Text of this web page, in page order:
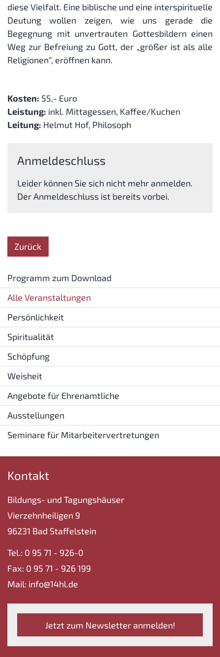
diese Vielfalt. Eine biblische und eine interspirituelle
Deutung wollen zeigen, wie uns gerade die
Begegnung mit unvertrauten Gottesbildern einen
Weg zur Befreiung zu Gott, der „größer ist als alle
Religionen“, eröffnen kann.
Kosten: 55,- Euro
Leistung: inkl. Mittagessen, Kaffee/Kuchen
Leitung: Helmut Hof, Philosoph
Anmeldeschluss
Leider können Sie sich nicht mehr anmelden.
Der Anmeldeschluss ist bereits vorbei.
Zurück
Programm zum Download
Alle Veranstaltungen
Persönlichkeit
Spiritualität
Schöpfung
Weisheit
Angebote für Ehrenamtliche
Ausstellungen
Seminare für Mitarbeitervertretungen
Kontakt
Bildungs- und Tagungshäuser
Vierzehnheiligen 9
96231 Bad Staffelstein
Tel.: 0 95 71 - 926-0
Fax: 0 95 71 - 926 199
Mail: info@14hl.de
Jetzt zum Newsletter anmelden!